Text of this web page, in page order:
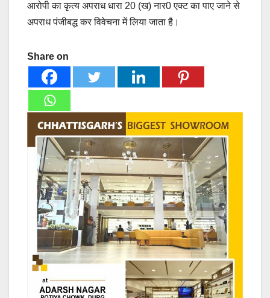
आरोपी का कृत्य अपराध धारा 20 (ख) नार0 एक्ट का पाए जाने से
अपराध पंजीबद्ध कर विवेचना में लिया जाता है।
Share on